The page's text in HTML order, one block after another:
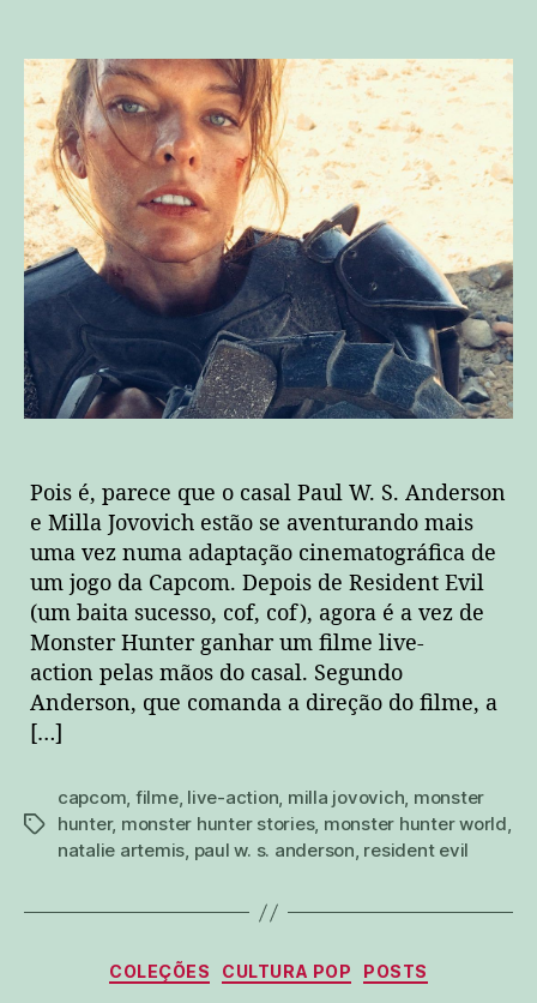
Pois é, parece que o casal Paul W. S. Anderson
e Milla Jovovich estão se aventurando mais
uma vez numa adaptação cinematográfica de
um jogo da Capcom. Depois de Resident Evil
(um baita sucesso, cof, cof), agora é a vez de
Monster Hunter ganhar um filme live-
action pelas mãos do casal. Segundo
Anderson, que comanda a direção do filme, a
[…]
tags
capcom, filme, live-action, milla jovovich, monster
hunter, monster hunter stories, monster hunter world,
natalie artemis, paul w. s. anderson, resident evil
Categorias
COLEÇÕES CULTURA POP POSTS